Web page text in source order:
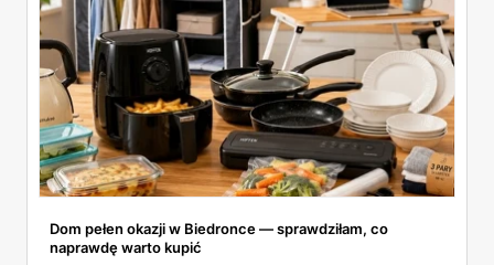
Dom pełen okazji w Biedronce — sprawdziłam, co
naprawdę warto kupić